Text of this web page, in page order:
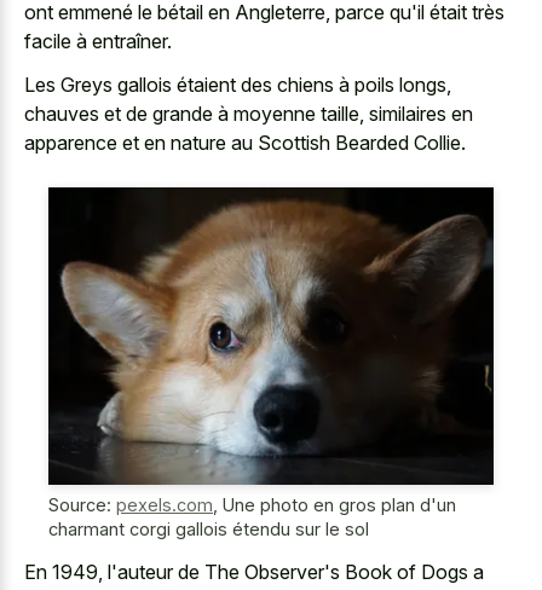
ont emmené le bétail en Angleterre, parce qu'il était très
facile à entraîner.
Les Greys gallois étaient des chiens à poils longs,
chauves et de grande à moyenne taille, similaires en
apparence et en nature au Scottish Bearded Collie.
Source: pexels.com, Une photo en gros plan d'un
charmant corgi gallois étendu sur le sol
En 1949, l'auteur de The Observer's Book of Dogs a